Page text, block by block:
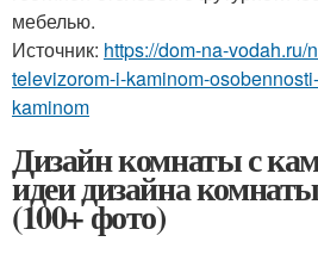
мебелью.
Источник: https://dom-na-vodah.ru/
televizorom-i-kaminom-
kaminom
Дизайн комнаты с
идеи дизайна
(100+ фото)